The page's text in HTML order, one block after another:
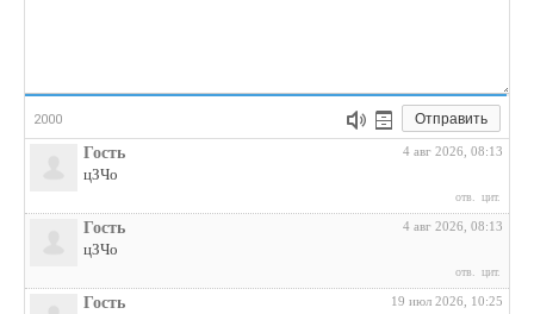
Отправить
2000
Гость 4 авг 2026, 08:13
цЗЧо
отв. цит.
Гость 4 авг 2026, 08:13
цЗЧо
отв. цит.
Гость 19 июл 2026, 10:25